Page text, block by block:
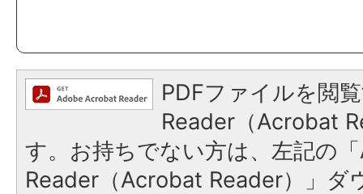
PDFファイルを閲
Reader（Acrobat
す。お持ちでない方は、左記の
Reader（Acrobat Reader）」ダ